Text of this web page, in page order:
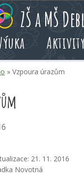
ZŠ a MŠ
Aktivity
» Vzpoura úrazům
21. 11. 2016
Novotná